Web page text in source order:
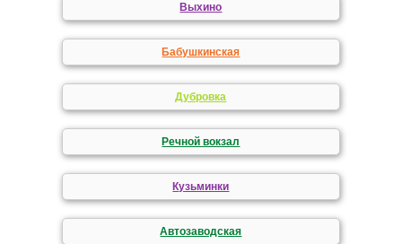
Выхино
Бабушкинская
Дубровка
Речной вокзал
Кузьминки
Автозаводская